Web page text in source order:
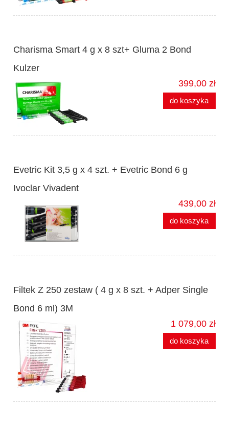
Charisma Smart 4 g x 8 szt+ Gluma 2 Bond
Kulzer
399,00 zł
do koszyka
Evetric Kit 3,5 g x 4 szt. + Evetric Bond 6 g
Ivoclar Vivadent
439,00 zł
do koszyka
Filtek Z 250 zestaw ( 4 g x 8 szt. + Adper Single
Bond 6 ml) 3M
1 079,00 zł
do koszyka